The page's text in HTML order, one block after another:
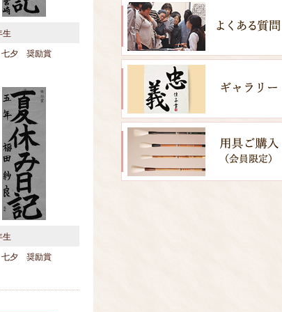
生
夕 奨励賞
生
夕 奨励賞